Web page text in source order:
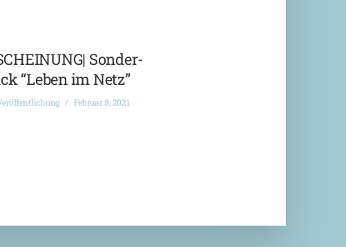
Sonder-
“Leben im Netz”
Februar 8, 2021